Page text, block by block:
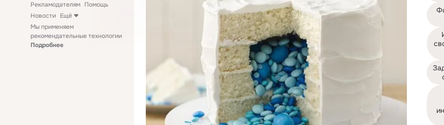
Рекламодателям Помощь
Новости Ещё
Мы применяем
рекомендательные технологии
Подробнее